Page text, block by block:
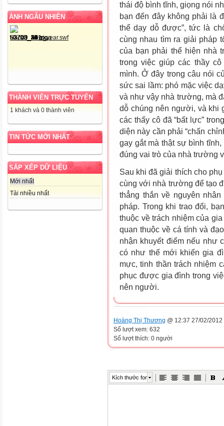
ẢNH NGẪU NHIÊN
THÀNH VIÊN TRỰC TUYẾN
1 khách và 0 thành viên
TIN TỨC MỚI NHẤT
SẮP XẾP DỮ LIỆU
Mới nhất
Tải nhiều nhất
thái độ bình tĩnh, giọng nói
bạn đến đây không phải là
thể dạy dỗ được”, tức là
cùng nhau tìm ra giải pháp
của bạn phải thể hiện nhà
trong việc giúp các thầy
mình. Ở đây trong câu nói
sức sai lầm: phó mặc việc
và như vậy nhà trường, mà
dỗ chúng nên người, và khi
các thấy cô đã “bất lực”
diện này cần phải “chấn
gay gắt mà thật sự bình
đúng vai trò của nhà trường
Sau khi đã giải thích cho
cùng với nhà trường để tạo
thẳng thắn về nguyên
pháp. Trong khi trao đổi,
thuộc về trách nhiệm của
quan thuộc về cá tính và
nhận khuyết điểm nếu như
có như thế mới khiến gia
mực, tinh thần trách nhiệm
phục được gia đình trong
nên người.
Hoàng Thị Thương @ 12:37 27/02/2012
Số lượt xem: 632
Số lượt thích: 0 người
Kích thước font